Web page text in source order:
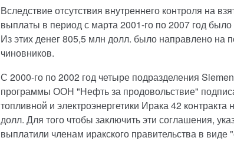
Вследствие отсутствия внутреннего контроля на
выплаты в период с марта 2001-го по 2007 год
Из этих денег 805,5 млн долл. было направлено на
чиновников.
С 2000-го по 2002 год четыре подразделения
программы ООН "Нефть за продовольствие"
топливной и электроэнергетики Ирака 42
долл. Для того чтобы заключить эти соглашения,
выплатили членам иракского правительства в виде